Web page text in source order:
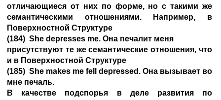
отличающиеся от них по форме, но с такими же
семантическими отношениями. Например, в
Поверхностной Структуре
(184) She depresses me. Она печалит меня
присутствуют те же семантические отношения, что
и в Поверхностной Структуре
(185) She makes me fell depressed. Она вызывает во
мне печаль.
В качестве подспорья в деле развития по